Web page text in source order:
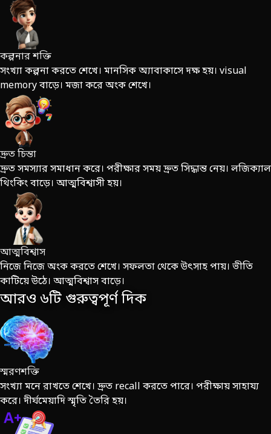
কল্পনার শক্তি
সংখ্যা কল্পনা করতে শেখে। মানসিক অ্যাবাকাসে দক্ষ হয়। visual
memory বাড়ে। মজা করে অংক শেখে।
দ্রুত চিন্তা
দ্রুত সমস্যার সমাধান করে। পরীক্ষার সময় দ্রুত সিদ্ধান্ত নেয়। লজিক্যাল
থিংকিং বাড়ে। আত্মবিশ্বাসী হয়।
আত্মবিশ্বাস
নিজে নিজে অংক করতে শেখে। সফলতা থেকে উৎসাহ পায়। ভীতি
কাটিয়ে উঠে। আত্মবিশ্বাস বাড়ে।
আরও ৬টি গুরুত্বপূর্ণ দিক
স্মরণশক্তি
সংখ্যা মনে রাখতে শেখে। দ্রুত recall করতে পারে। পরীক্ষায় সাহায্য
করে। দীর্ঘমেয়াদি স্মৃতি তৈরি হয়।